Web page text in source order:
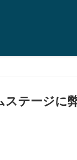
ステージに